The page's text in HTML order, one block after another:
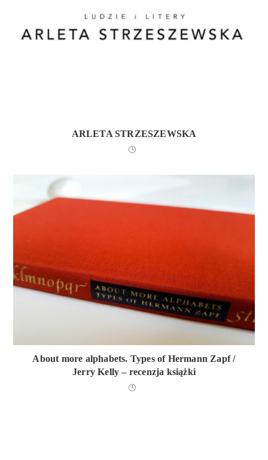
ARLETA STRZESZEWSKA
About more alphabets. Types of Hermann Zapf /
Jerry Kelly – recenzja książki